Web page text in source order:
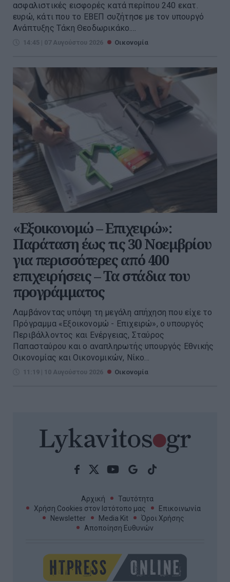
ασφαλιστικές εισφορές κατά περίπου 240 εκατ.
ευρώ, κάτι που το ΕΒΕΠ συζήτησε με τον υπουργό
Ανάπτυξης Τάκη Θεοδωρικάκο....
14:45 | 07 Αυγούστου 2026 Οικονομία
«Εξοικονομώ – Επιχειρώ»:
Παράταση έως τις 30 Νοεμβρίου
για περισσότερες από 400
επιχειρήσεις – Τα στάδια του
προγράμματος
Λαμβάνοντας υπόψη τη μεγάλη απήχηση που είχε το
Πρόγραμμα «Εξοικονομώ - Επιχειρώ», ο υπουργός
Περιβάλλοντος και Ενέργειας, Σταύρος
Παπασταύρου και ο αναπληρωτής υπουργός Εθνικής
Οικονομίας και Οικονομικών, Νίκο...
11:19 | 10 Αυγούστου 2026 Οικονομία
Αρχική
Ταυτότητα
Χρήση Cookies στον Ιστότοπο μας
Επικοινωνία
Newsletter
Media Kit
Όροι Χρήσης
Αποποίηση Ευθυνών